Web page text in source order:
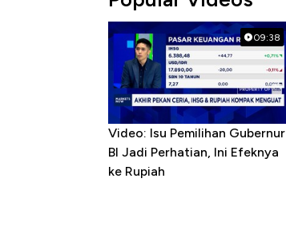
09:38
Video: Isu Pemilihan Gubernur
BI Jadi Perhatian, Ini Efeknya
ke Rupiah